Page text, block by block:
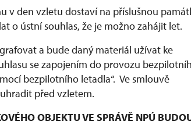
v den vzletu dostaví na příslušnou
o ústní souhlas, že je možno zahájit let.
a bude daný materiál užívat ke
se zapojením do provozu
bezpilotního letadla“. Ve smlouvě
před vzletem.
OBJEKTU VE SPRÁVĚ NPÚ